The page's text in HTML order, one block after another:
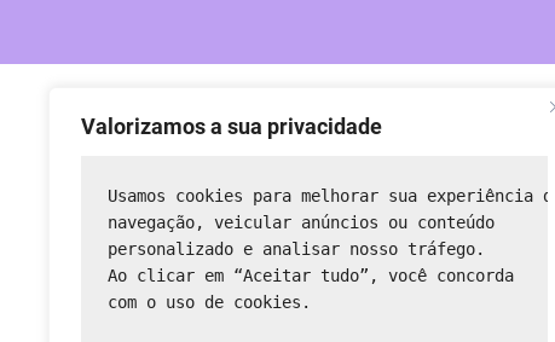
Valorizamos a sua privacidade
Usamos cookies para melhorar sua experiência
navegação, veicular anúncios ou conteúdo
personalizado e analisar nosso tráfego.
Ao clicar em “Aceitar tudo”, você concorda
com o uso de cookies.